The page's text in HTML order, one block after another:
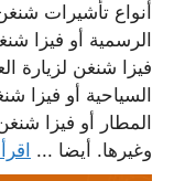
أنواع تأشيرات
الرسمية أو فيزا
فيزا شنغن لزيارة
السياحية أو فيزا
المطار أو فيزا
وغيرها. أيضا ...